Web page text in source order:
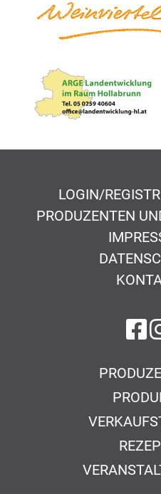
LOGIN/
PRODUZENTEN